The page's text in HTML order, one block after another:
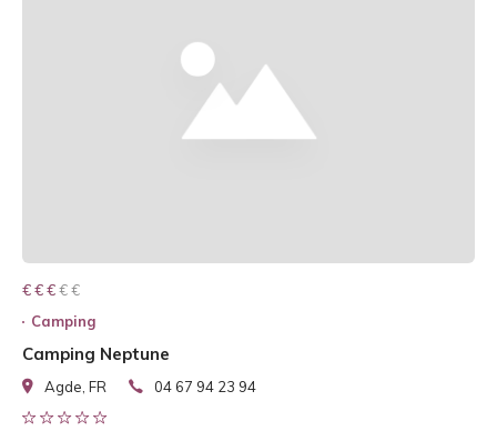
€ € € € €
€ € €
Camping
Camping Neptune
Agde, FR 04 67 94 23 94